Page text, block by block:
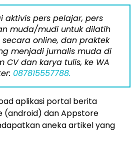
aktivis pers pelajar, pers
muda/mudi untuk dilatih
online, dan praktek
menjadi jurnalis muda di
CV dan karya tulis, ke WA
087815557788.
aplikasi portal berita
(android) dan Appstore
aneka artikel yang